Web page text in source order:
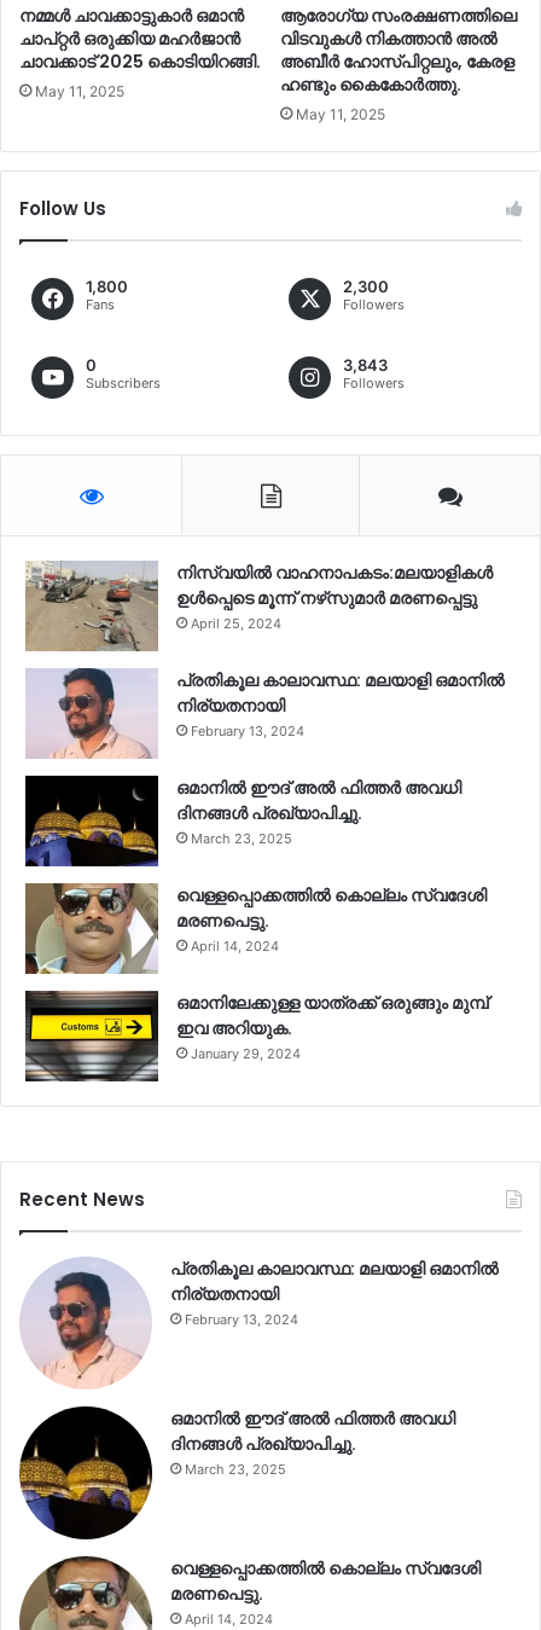
നമ്മൾ ചാവക്കാട്ടുകാർ ഒമാൻ
ചാപ്റ്റർ ഒരുക്കിയ മഹർജാൻ
ചാവക്കാട് 2025 കൊടിയിറങ്ങി.
May 11, 2025
ആരോഗ്യ സംരക്ഷണത്തിലെ
വിടവുകൾ നികത്താൻ അൽ
അബീർ ഹോസ്പിറ്റലും, കേരള
ഹണ്ടും കൈകോർത്തു.
May 11, 2025
Follow Us
1,800
Fans
2,300
Followers
0
Subscribers
3,843
Followers
നിസ്‌വയിൽ വാഹനാപകടം:മലയാളികള്‍
ഉള്‍പ്പെടെ മൂന്ന് നഴ്‌സുമാര്‍ മരണപ്പെട്ടു
April 25, 2024
പ്രതികൂല കാലാവസ്ഥ: മലയാളി ഒമാനിൽ
നിര്യതനായി
February 13, 2024
ഒമാനിൽ ഈദ് അൽ ഫിത്തർ അവധി
ദിനങ്ങൾ പ്രഖ്യാപിച്ചു.
March 23, 2025
വെള്ളപ്പൊക്കത്തിൽ കൊല്ലം സ്വദേശി
മരണപെട്ടു.
April 14, 2024
ഒമാനിലേക്കുള്ള യാത്രക്ക് ഒരുങ്ങും മുമ്പ്
ഇവ അറിയുക.
January 29, 2024
Recent News
പ്രതികൂല കാലാവസ്ഥ: മലയാളി ഒമാനിൽ
നിര്യതനായി
February 13, 2024
ഒമാനിൽ ഈദ് അൽ ഫിത്തർ അവധി
ദിനങ്ങൾ പ്രഖ്യാപിച്ചു.
March 23, 2025
വെള്ളപ്പൊക്കത്തിൽ കൊല്ലം സ്വദേശി
മരണപെട്ടു.
April 14, 2024